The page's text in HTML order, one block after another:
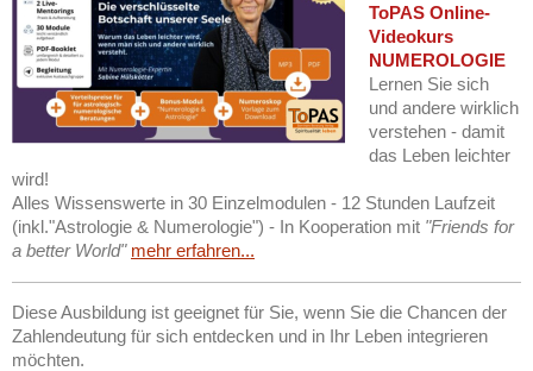
ToPAS Online-
Videokurs
NUMEROLOGIE
Lernen Sie sich
und andere wirklich
verstehen - damit
das Leben leichter
wird!
Alles Wissenswerte in 30 Einzelmodulen - 12 Stunden Laufzeit
(inkl."Astrologie & Numerologie") - In Kooperation mit "Friends for
a better World" mehr erfahren...
Diese Ausbildung ist geeignet für Sie, wenn Sie die Chancen der
Zahlendeutung für sich entdecken und in Ihr Leben integrieren
möchten.